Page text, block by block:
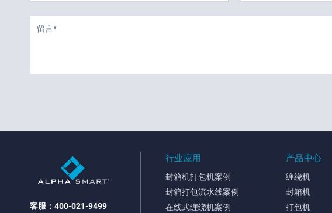
客服：400-021-9499
行业应用
封箱机打包机案例
封箱打包流水线案例
在线式缠绕机案例
产品中心
缠绕机
封箱机
打包机